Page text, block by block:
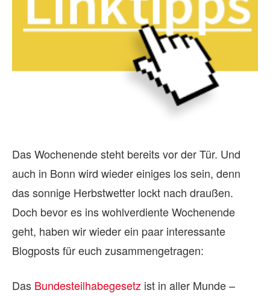
Das Wochenende steht bereits vor der Tür. Und
auch in Bonn wird wieder einiges los sein, denn
das sonnige Herbstwetter lockt nach draußen.
Doch bevor es ins wohlverdiente Wochenende
geht, haben wir wieder ein paar interessante
Blogposts für euch zusammengetragen:
Das Bundesteilhabegesetz ist in aller Munde –